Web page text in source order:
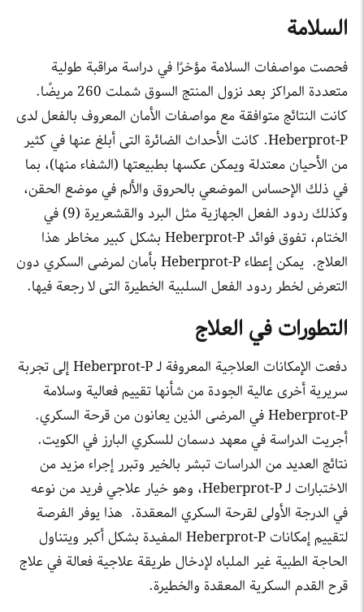
السلامة
فحصت مواصفات السلامة مؤخرًا في دراسة مراقبة طولية
متعددة المراكز بعد نزول المنتج السوق شملت 260 مريضًا.
كانت النتائج متوافقة مع مواصفات الأمان المعروف بالفعل لدى
Heberprot-P. كانت الأحداث الضائرة التى أبلغ عنها في كثير
من الأحيان معتدلة ويمكن عكسها بطبيعتها (الشفاء منها)، بما
في ذلك الإحساس الموضعي بالحروق والألم في موضع الحقن،
وكذلك ردود الفعل الجهازية مثل البرد والقشعريرة (9) في
الختام، تفوق فوائد Heberprot-P بشكل كبير مخاطر هذا
العلاج. يمكن إعطاء Heberprot-P بأمان لمرضى السكري دون
التعرض لخطر ردود الفعل السلبية الخطيرة التى لا رجعة فيها.
التطورات في العلاج
دفعت الإمكانات العلاجية المعروفة لـ Heberprot-P إلى تجربة
سريرية أخرى عالية الجودة من شأنها تقييم فعالية وسلامة
Heberprot-P في المرضى الذين يعانون من قرحة السكري.
أجريت الدراسة في معهد دسمان للسكري البارز في الكويت.
نتائج العديد من الدراسات تبشر بالخير وتبرر إجراء مزيد من
الاختبارات لـ Heberprot-P، وهو خيار علاجي فريد من نوعه
في الدرجة الأولى لقرحة السكري المعقدة. هذا يوفر الفرصة
لتقييم إمكانات Heberprot-P المفيدة بشكل أكبر ويتناول
الحاجة الطبية غير الملباه لإدخال طريقة علاجية فعالة في علاج
قرح القدم السكرية المعقدة والخطيرة.